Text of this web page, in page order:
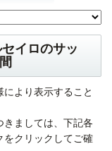
イロのサッ
より表示すること
ましては、下記各
をクリックしてご確